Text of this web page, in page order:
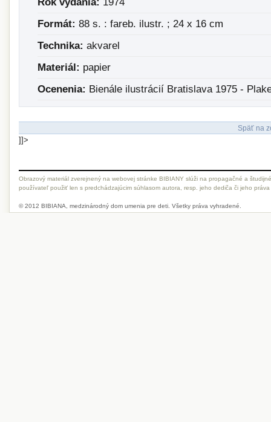
Formát: 88 s. : fareb. ilustr. ; 24 x 16 cm
Technika: akvarel
Materiál: papier
Ocenenia: Bienále ilustrácií Bratislava 1975 -
Späť na
]]>
Obrazový materiál zverejnený na webovej stránke BIBIANY slúži na propagačné a
používateľ použiť len s predchádzajúcim súhlasom autora, resp. jeho dediča či jeho
© 2012 BIBIANA, medzinárodný dom umenia pre deti. Všetky práva vyhradené.